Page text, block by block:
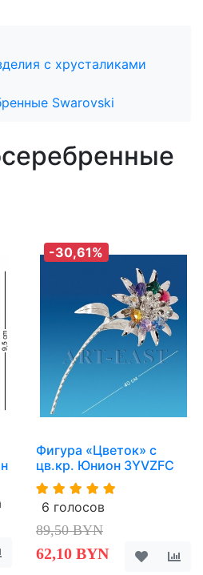
с хрусталиками
Swarovski
-30,61%
Фигура «Цветок» с
цв.кр. Юнион 3YVZFC
6 голосов
89,50 BYN
62,10 BYN